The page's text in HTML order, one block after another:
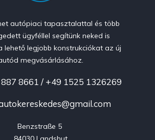
autópiaci tapasztalattal és több
ügyféllel segítünk neked is
lehető legjobb konstrukciókat az új
megvásárlásához.
8661 / +49 1525 1326269
Benzstraße 5